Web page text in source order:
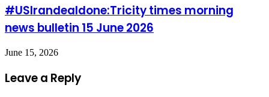
#USIrandealdone:Tricity times morning
news bulletin 15 June 2026
June 15, 2026
Leave a Reply